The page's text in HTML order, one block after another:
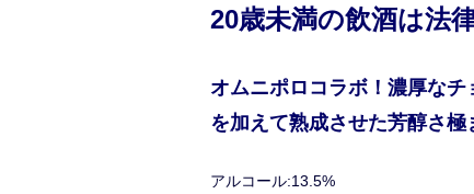
20歳未満の飲酒は法
オムニポロコラボ！濃厚な
を加えて熟成させた芳醇さ極
アルコール:13.5%